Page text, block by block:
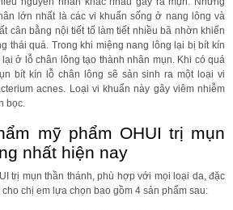
lớn nhất là các vi khuẩn sống ở nang lông và
cân bằng nội tiết tố làm tiết nhiều bã nhờn khiến
thái quá. Trong khi miệng nang lông lại bị bít kín
ở lỗ chân lông tạo thành nhân mụn. Khi có quá
bít kín lỗ chân lông sẽ sản sinh ra một loại vi
acnes. Loại vi khuẩn này gây viêm nhiễm
bọc.
mỹ phẩm OHUI trị mụn
nhất hiện nay
trị mụn thần thánh, phù hợp với mọi loại da, đặc
chị em lựa chọn bao gồm 4 sản phẩm sau: